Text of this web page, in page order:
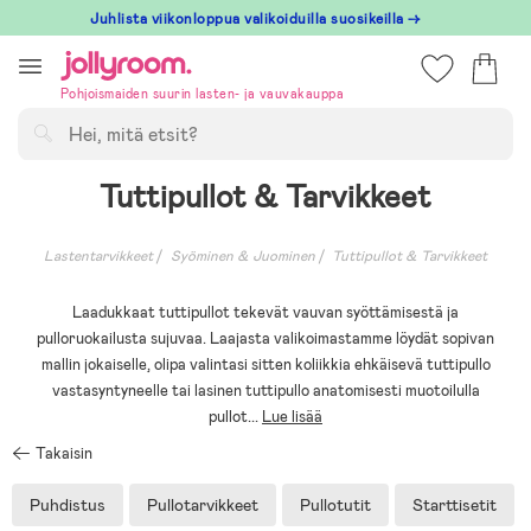
till
innehållet
Juhlista viikonloppua valikoiduilla suosikeilla →
Pohjoismaiden suurin lasten- ja vauvakauppa
Tuttipullot & Tarvikkeet
Lastentarvikkeet Syöminen & Juominen Tuttipullot & Tarvikkeet
Laadukkaat tuttipullot tekevät vauvan syöttämisestä ja
pulloruokailusta sujuvaa. Laajasta valikoimastamme löydät sopivan
mallin jokaiselle, olipa valintasi sitten koliikkia ehkäisevä tuttipullo
vastasyntyneelle tai lasinen tuttipullo anatomisesti muotoilulla
pullot... Lue lisää
Takaisin
Puhdistus Pullotarvikkeet Pullotutit Starttisetit